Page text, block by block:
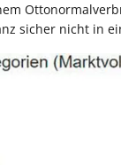
sicher nicht in